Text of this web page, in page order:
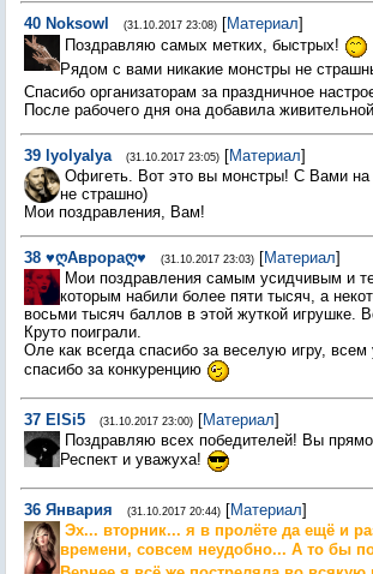
40 Noksowl (31.10.2017 23:08) [Материал]
Поздравляю самых метких, быстрых!
Рядом с вами никакие монстры не
Спасибо организаторам за праздничное
После рабочего дня она добавила
39 lyolyalya (31.10.2017 23:05) [Материал]
Офигеть. Вот это вы монстры! С Вами на
не страшно)
Мои поздравления, Вам!
38 ♥ღАврораღ♥ (31.10.2017 23:03) [Материал]
Мои поздравления самым усидчивым и
которым набили более пяти тысяч, а
восьми тысяч баллов в этой жуткой игрушке.
Круто поиграли.
Оле как всегда спасибо за веселую игру, всем
спасибо за конкуренцию
37 ElSi5 (31.10.2017 23:00) [Материал]
Поздравляю всех победителей! Вы
Респект и уважуха!
36 Январия (31.10.2017 20:44) [Материал]
Эх... вторник... я в пролёте да ещё и
времени, совсем неудобно... А то бы